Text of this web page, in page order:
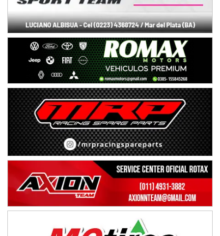
Avellaneda (Santa Fe)
SUR SANTAFESINO - F4
José Samuel Sánchez (Tierra)
TUCUMANO - F5
Juan Navarro (Asfalto)
El Timbó (Tucumán)